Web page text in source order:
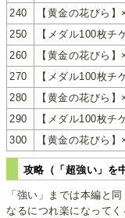
240
【黄金の花びら】
250
【メダル100枚チ
260
【黄金の花びら】
270
【メダル100枚チ
280
【黄金の花びら】
290
【メダル100枚チ
300
【黄金の花びら】
攻略（「超強い」を
「強い」までは本編と
なるにつれ楽になって